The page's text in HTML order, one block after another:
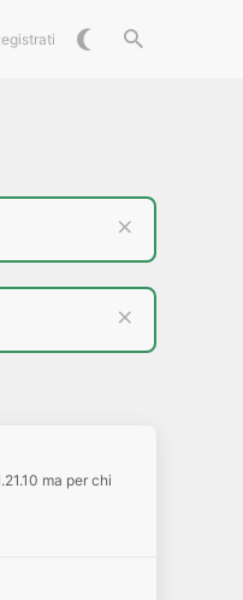
ma per chi